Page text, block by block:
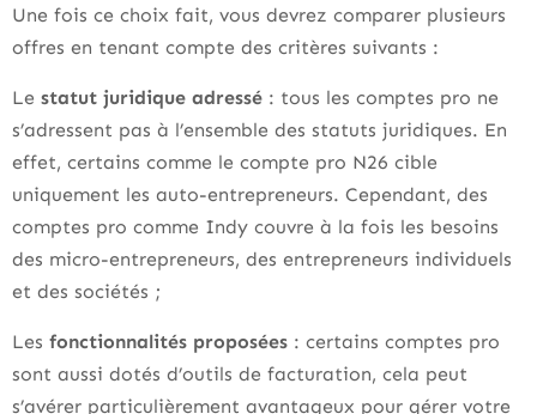
Une fois ce choix fait, vous devrez comparer plusieurs
offres en tenant compte des critères suivants :
Le statut juridique adressé : tous les comptes pro ne
s’adressent pas à l’ensemble des statuts juridiques. En
effet, certains comme le compte pro N26 cible
uniquement les auto-entrepreneurs. Cependant, des
comptes pro comme Indy couvre à la fois les besoins
des micro-entrepreneurs, des entrepreneurs individuels
et des sociétés ;
Les fonctionnalités proposées : certains comptes pro
sont aussi dotés d’outils de facturation, cela peut
s’avérer particulièrement avantageux pour gérer votre